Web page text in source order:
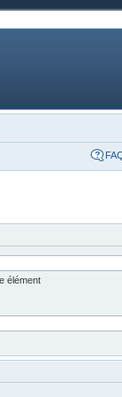
élément